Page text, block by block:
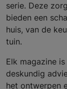
serie. Deze
bieden een
huis, van de
tuin.
Elk magazine
deskundig
het ontwerpen